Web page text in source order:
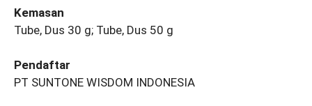
Kemasan
Tube, Dus 30 g; Tube, Dus 50 g
Pendaftar
PT SUNTONE WISDOM INDONESIA